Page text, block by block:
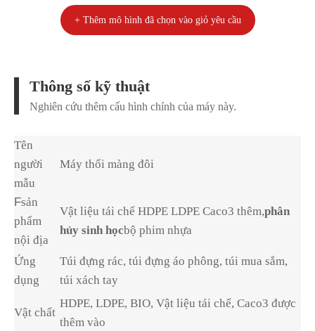
+ Thêm mô hình đã chọn vào giỏ yêu cầu
Thông số kỹ thuật
Nghiên cứu thêm cấu hình chính của máy này.
Tên
người
mẫu
Máy thổi màng đôi
Fsản
phẩm
nội địa
Vật liệu tái chế HDPE LDPE Caco3 thêm,phân
hủy sinh họcbộ phim nhựa
Ứng
dụng
Túi đựng rác, túi đựng áo phông, túi mua sắm,
túi xách tay
Vật chất
HDPE, LDPE, BIO, Vật liệu tái chế, Caco3 được
thêm vào